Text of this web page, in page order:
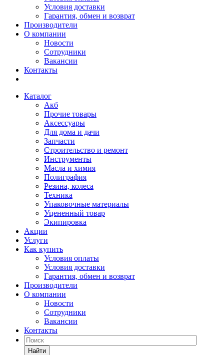
Условия доставки
Гарантия, обмен и возврат
Производители
О компании
Новости
Сотрудники
Вакансии
Контакты
Каталог
Акб
Прочие товары
Аксессуары
Для дома и дачи
Запчасти
Строительство и ремонт
Инструменты
Масла и химия
Полиграфия
Резина, колеса
Техника
Упаковочные материалы
Уцененный товар
Экипировка
Акции
Услуги
Как купить
Условия оплаты
Условия доставки
Гарантия, обмен и возврат
Производители
О компании
Новости
Сотрудники
Вакансии
Контакты
Найти